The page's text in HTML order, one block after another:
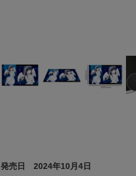
発売日 2024年10月4日